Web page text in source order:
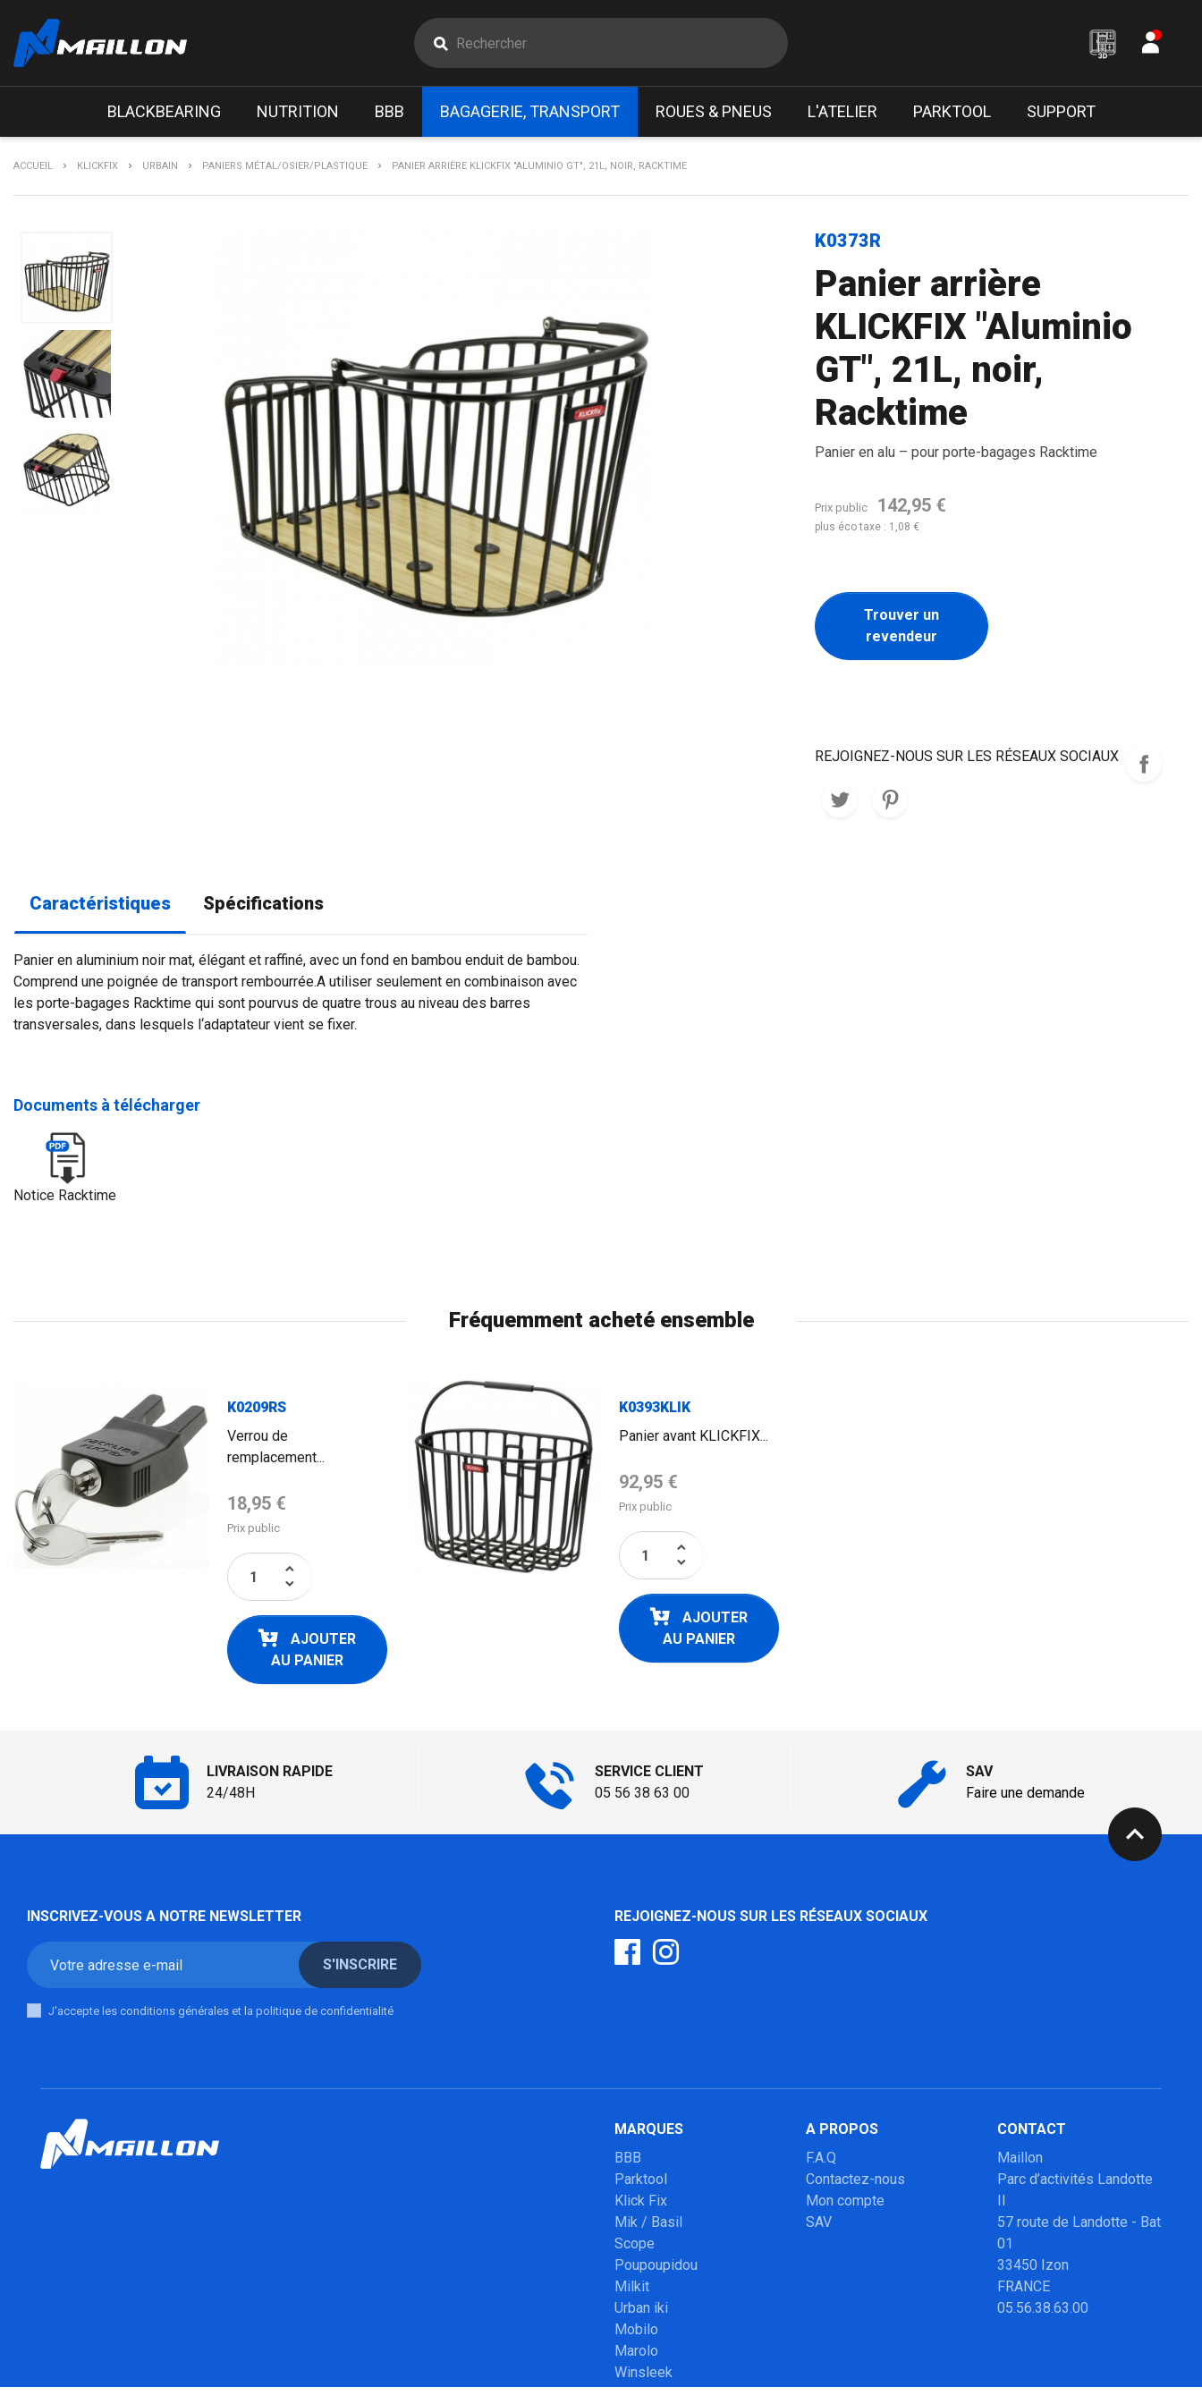
BLACKBEARING NUTRITION BBB BAGAGERIE, TRANSPORT ROUES & PNEUS L'ATELIER PARKTOOL SUPPORT
ACCUEIL KLICKFIX URBAIN PANIERS MÉTAL/OSIER/PLASTIQUE PANIER ARRIÈRE KLICKFIX "ALUMINIO GT", 21L, NOIR, RACKTIME
K0373R
Panier arrière
KLICKFIX "Aluminio
GT", 21L, noir,
Racktime
Panier en alu – pour porte-bagages Racktime
Prix public 142,95 €
plus éco taxe : 1,08 €
Trouver un
revendeur
REJOIGNEZ-NOUS SUR LES RÉSEAUX SOCIAUX
Caractéristiques Spécifications
Panier en aluminium noir mat, élégant et raffiné, avec un fond en bambou enduit de bambou.
Comprend une poignée de transport rembourrée.A utiliser seulement en combinaison avec
les porte-bagages Racktime qui sont pourvus de quatre trous au niveau des barres
transversales, dans lesquels l‘adaptateur vient se fixer.
Documents à télécharger
Notice Racktime
Fréquemment acheté ensemble
K0209RS
Verrou de
remplacement...
Prix de base
18,95 €
Prix public
keyboard_arrow_up
keyboard_arrow_down
AJOUTER
AU PANIER
K0393KLIK
Panier avant KLICKFIX...
Prix de base
92,95 €
Prix public
keyboard_arrow_up
keyboard_arrow_down
AJOUTER
AU PANIER
LIVRAISON RAPIDE
24/48H
SERVICE CLIENT
05 56 38 63 00
SAV
Faire une demande
expand_less
INSCRIVEZ-VOUS A NOTRE NEWSLETTER
S'INSCRIRE
J'accepte les conditions générales et la politique de confidentialité
REJOIGNEZ-NOUS SUR LES RÉSEAUX SOCIAUX
MARQUES
BBB
Parktool
Klick Fix
Mik / Basil
Scope
Poupoupidou
Milkit
Urban iki
Mobilo
Marolo
Winsleek
A PROPOS
F.A.Q
Contactez-nous
Mon compte
SAV
CONTACT
Maillon
Parc d’activités Landotte
II
57 route de Landotte - Bat
01
33450 Izon
FRANCE
05.56.38.63.00